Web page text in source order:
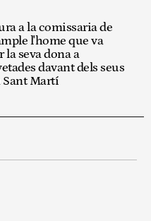
a la comissaria de
l'home que va
la seva dona a
davant dels seus
Sant Martí